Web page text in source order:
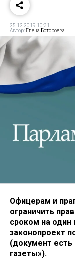
25.12.2019 10:31
Автор: Елена Ботороева
Офицерам и
ограничить
сроком на один
законопроект
(документ есть
газеты»).